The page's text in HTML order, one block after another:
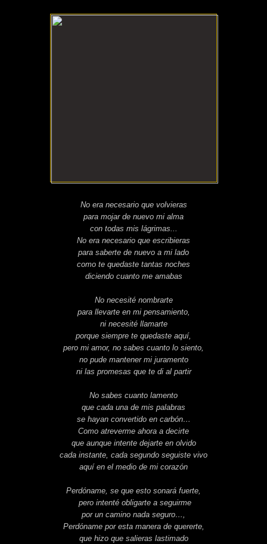
No era necesario que volvieras
para mojar de nuevo mi alma
con todas mis lágrimas...
No era necesario que escribieras
para saberte de nuevo a mi lado
como te quedaste tantas noches
diciendo cuanto me amabas
No necesité nombrarte
para llevarte en mi pensamiento,
ni necesité llamarte
porque siempre te quedaste aquí,
pero mi amor, no sabes cuanto lo siento,
no pude mantener mi juramento
ni las promesas que te di al partir
No sabes cuanto lamento
que cada una de mis palabras
se hayan convertido en carbón…
Como atreverme ahora a decirte
que aunque intente dejarte en olvido
cada instante, cada segundo seguiste vivo
aquí en el medio de mi corazón
Perdóname, se que esto sonará fuerte,
pero intenté obligarte a seguirme
por un camino nada seguro…,
Perdóname por esta manera de quererte,
que hizo que salieras lastimado